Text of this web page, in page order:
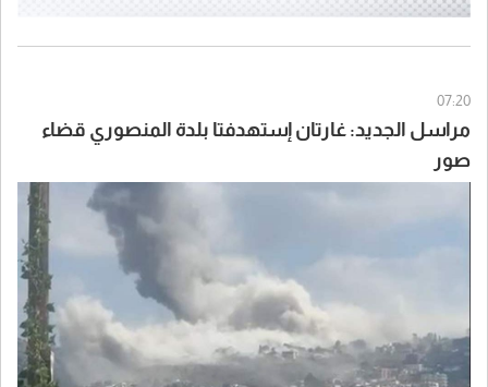
07:20
مراسل الجديد: غارتان إستهدفتا بلدة المنصوري قضاء
صور